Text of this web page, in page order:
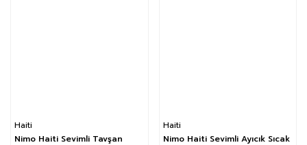
Haiti
Nimo Haiti Sevimli Tavşan
Haiti
Nimo Haiti Sevimli Ayıcık Sıcak